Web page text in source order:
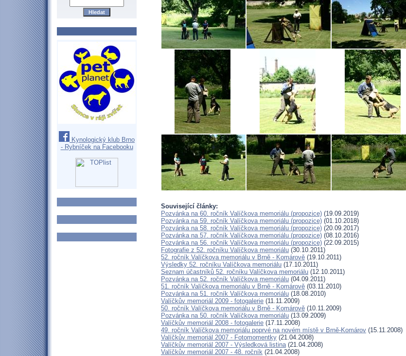
Kynologický klub Brno
- Rybníček na Facebooku
Související články:
Pozvánka na 60. ročník Valíčkova memoriálu (propozice) (19.09.2019)
Pozvánka na 59. ročník Valíčkova memoriálu (propozice) (01.10.2018)
Pozvánka na 58. ročník Valíčkova memoriálu (propozice) (20.09.2017)
Pozvánka na 57. ročník Valíčkova memoriálu (propozice) (08.10.2016)
Pozvánka na 56. ročník Valíčkova memoriálu (propozice) (22.09.2015)
Fotografie z 52. ročníku Valíčkova memoriálu (30.10.2011)
52. ročník Valíčkova memoriálu v Brně - Komárově (19.10.2011)
Výsledky 52. ročníku Valíčkova memoriálu (17.10.2011)
Seznam účastníků 52. ročníku Valíčkova memoriálu (12.10.2011)
Pozvánka na 52. ročník Valíčkova memoriálu (04.09.2011)
51. ročník Valíčkova memoriálu v Brně - Komárově (03.11.2010)
Pozvánka na 51. ročník Valíčkova memoriálu (18.08.2010)
Valíčkův memoriál 2009 - fotogalerie (11.11.2009)
50. ročník Valíčkova memoriálu v Brně - Komárově (10.11.2009)
Pozvánka na 50. ročník Valíčkova memoriálu (13.09.2009)
Valíčkův memoriál 2008 - fotogalerie (17.11.2008)
49. ročník Valíčkova memoriálu poprvé na novém místě v Brně-Komárov (15.11.2008)
Valíčkův memoriál 2007 - Fotomomentky (21.04.2008)
Valíčkův memoriál 2007 - Výsledková listina(21.04.2008)
Valíčkův memoriál 2007 - 48. ročník (21.04.2008)